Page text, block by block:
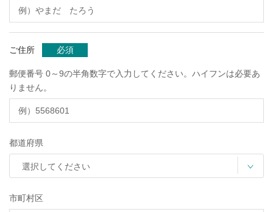
ご住所 必須
郵便番号 0～9の半角数字で入力してください。ハイフンは必要あ
りません。
都道府県
市町村区